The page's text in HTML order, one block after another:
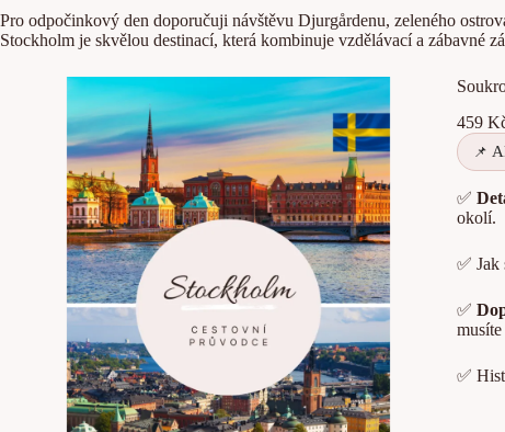
Pro odpočinkový den doporučuji návštěvu Djurgårdenu, zeleného
Stockholm je skvělou destinací, která kombinuje vzdělávací a zábavné
459
✅
okolí.
✅
✅
✅